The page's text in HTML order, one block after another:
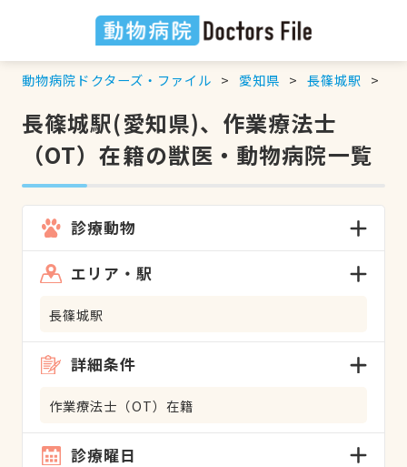
動物病院ドクターズ・ファイル 愛知県 長篠城駅
長篠城駅(愛知県)、作業療法士
（OT）在籍の獣医・動物病院一覧
診療動物
エリア・駅
長篠城駅
詳細条件
作業療法士（OT）在籍
診療曜日